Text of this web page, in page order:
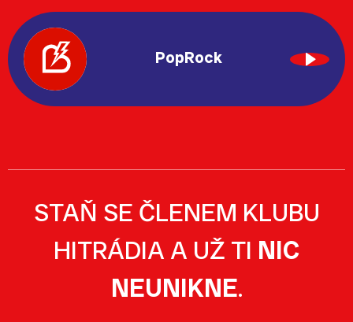
PopRock
STAŇ SE ČLENEM KLUBU
HITRÁDIA A UŽ TI NIC
NEUNIKNE.